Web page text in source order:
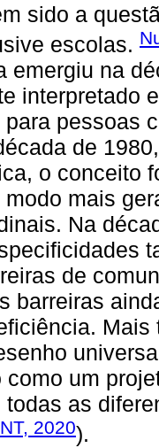
sido a
escolas.
emergiu na
interpretado
pessoas
de
o conceito
mais
Na
de
barreiras
como um
todas as
2020).